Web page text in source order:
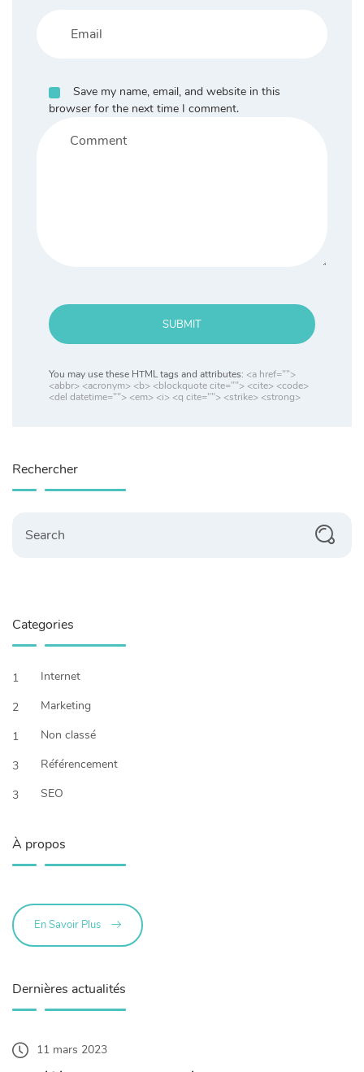
Save my name, email, and website in this
browser for the next time I comment.
SUBMIT
You may use these HTML tags and attributes: <a href="">
<abbr> <acronym> <b> <blockquote cite=""> <cite> <code>
<del datetime=""> <em> <i> <q cite=""> <strike> <strong>
Rechercher
Categories
1
Internet
2
Marketing
1
Non classé
3
Référencement
3
SEO
À propos
En Savoir Plus
Dernières actualités
11 mars 2023